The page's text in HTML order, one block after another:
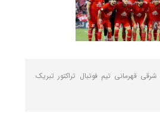
شرقی قهرمانی تیم فوتبال تراکتور تبریک